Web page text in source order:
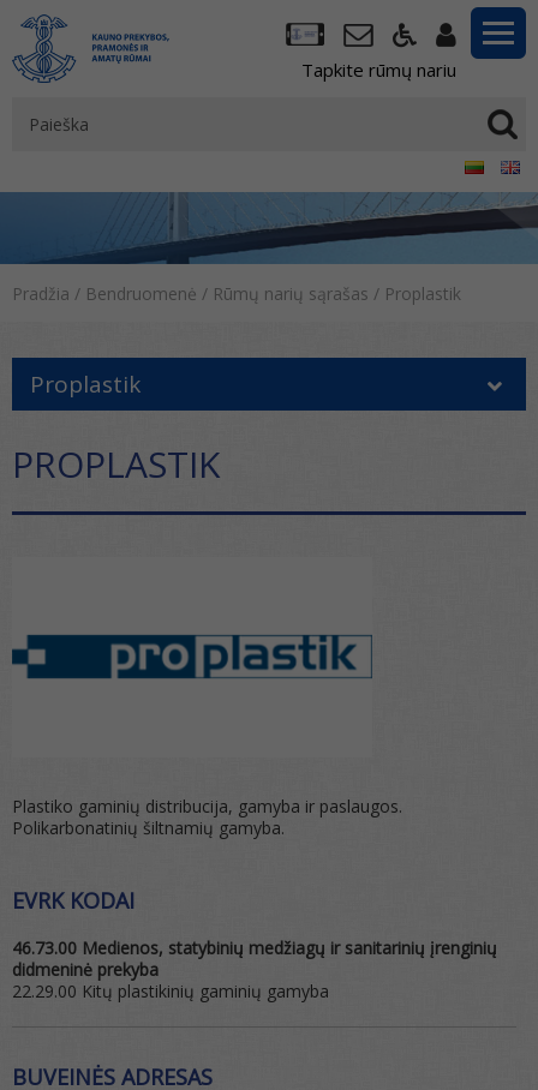
Tapkite rūmų nariu
Pradžia / Bendruomenė / Rūmų narių sąrašas / Proplastik
Proplastik
PROPLASTIK
Plastiko gaminių distribucija, gamyba ir paslaugos.
Polikarbonatinių šiltnamių gamyba.
EVRK KODAI
46.73.00 Medienos, statybinių medžiagų ir sanitarinių įrenginių
didmeninė prekyba
22.29.00 Kitų plastikinių gaminių gamyba
BUVEINĖS ADRESAS